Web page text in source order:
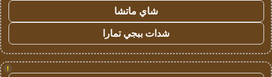
شاي ماتشا
شدات ببجي تمارا
!